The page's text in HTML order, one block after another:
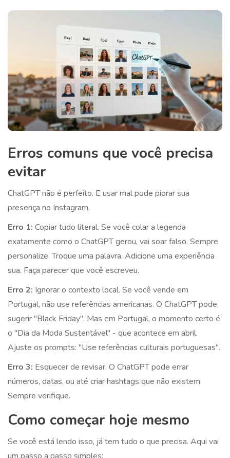
Erros comuns que você precisa
evitar
ChatGPT não é perfeito. E usar mal pode piorar sua
presença no Instagram.
Erro 1: Copiar tudo literal. Se você colar a legenda
exatamente como o ChatGPT gerou, vai soar falso. Sempre
personalize. Troque uma palavra. Adicione uma experiência
sua. Faça parecer que você escreveu.
Erro 2: Ignorar o contexto local. Se você vende em
Portugal, não use referências americanas. O ChatGPT pode
sugerir "Black Friday". Mas em Portugal, o momento certo é
o "Dia da Moda Sustentável" - que acontece em abril.
Ajuste os prompts: "Use referências culturais portuguesas".
Erro 3: Esquecer de revisar. O ChatGPT pode errar
números, datas, ou até criar hashtags que não existem.
Sempre verifique.
Como começar hoje mesmo
Se você está lendo isso, já tem tudo o que precisa. Aqui vai